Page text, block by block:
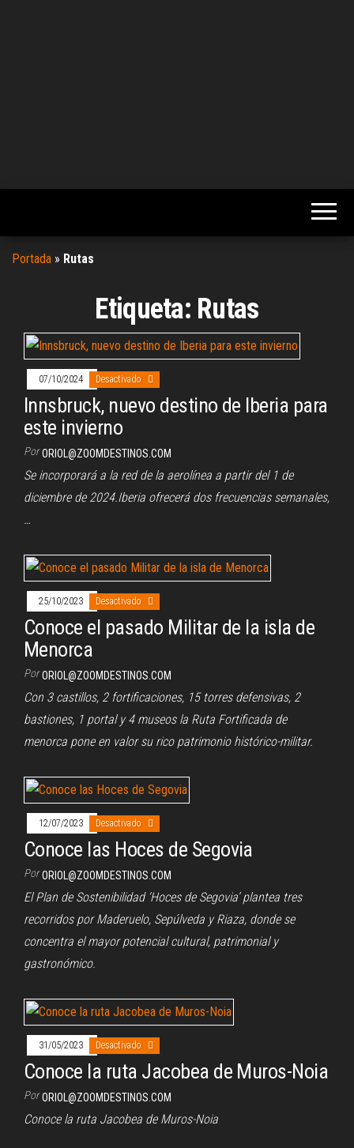
Portada » Rutas
Etiqueta: Rutas
07/10/2024 Desactivado
Innsbruck, nuevo destino de Iberia para
este invierno
Por ORIOL@ZOOMDESTINOS.COM
Se incorporará a la red de la aerolínea a partir del 1 de
diciembre de 2024.Iberia ofrecerá dos frecuencias semanales,
…
25/10/2023 Desactivado
Conoce el pasado Militar de la isla de
Menorca
Por ORIOL@ZOOMDESTINOS.COM
Con 3 castillos, 2 fortificaciones, 15 torres defensivas, 2
bastiones, 1 portal y 4 museos la Ruta Fortificada de
menorca pone en valor su rico patrimonio histórico-militar.
12/07/2023 Desactivado
Conoce las Hoces de Segovia
Por ORIOL@ZOOMDESTINOS.COM
El Plan de Sostenibilidad ‘Hoces de Segovia’ plantea tres
recorridos por Maderuelo, Sepúlveda y Riaza, donde se
concentra el mayor potencial cultural, patrimonial y
gastronómico.
31/05/2023 Desactivado
Conoce la ruta Jacobea de Muros-Noia
Por ORIOL@ZOOMDESTINOS.COM
Conoce la ruta Jacobea de Muros-Noia